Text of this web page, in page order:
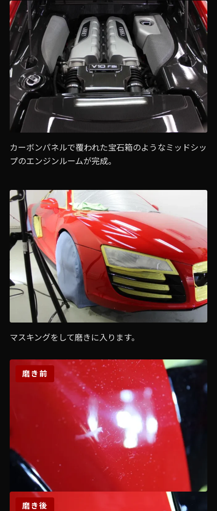
カーボンパネルで覆われた宝石箱のようなミッドシッ
プのエンジンルームが完成。
マスキングをして磨きに入ります。
磨き前
磨き後